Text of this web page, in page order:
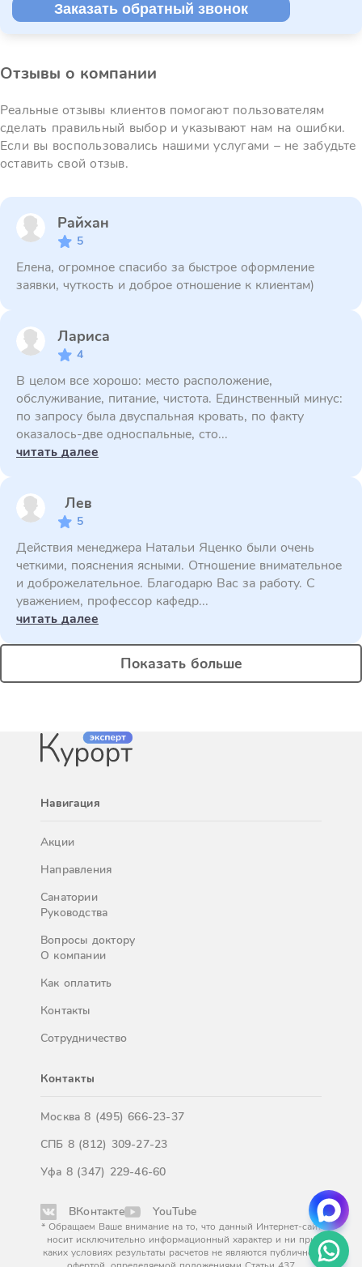
Заказать обратный звонок
Отзывы о компании
Реальные отзывы клиентов помогают пользователям
сделать правильный выбор и указывают нам на ошибки.
Если вы воспользовались нашими услугами – не забудьте
оставить свой отзыв.
Райхан
5
Елена, огромное спасибо за быстрое оформление
заявки, чуткость и доброе отношение к клиентам)
Лариса
4
В целом все хорошо: место расположение,
обслуживание, питание, чистота. Единственный минус:
по запросу была двуспальная кровать, по факту
оказалось-две односпальные, сто...
читать далее
Лев
5
Действия менеджера Натальи Яценко были очень
четкими, пояснения ясными. Отношение внимательное
и доброжелательное. Благодарю Вас за работу. С
уважением, профессор кафедр...
читать далее
Показать больше
Навигация
Акции
Направления
Санатории
Руководства
Вопросы доктору
О компании
Как оплатить
Контакты
Сотрудничество
Контакты
Москва8 (495) 666-23-37
СПБ 8 (812) 309-27-23
Уфа 8 (347) 229-46-60
ВКонтакте YouTube
* Обращаем Ваше внимание на то, что данный Интернет-сайт
носит исключительно информационный характер и ни при
каких условиях результаты расчетов не являются публичной